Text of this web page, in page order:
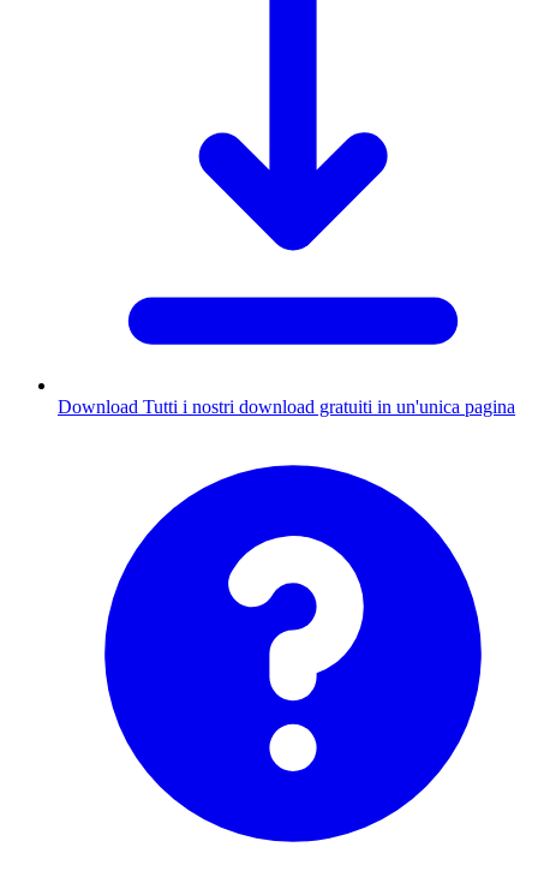
Download Tutti i nostri download gratuiti in un'unica pagina